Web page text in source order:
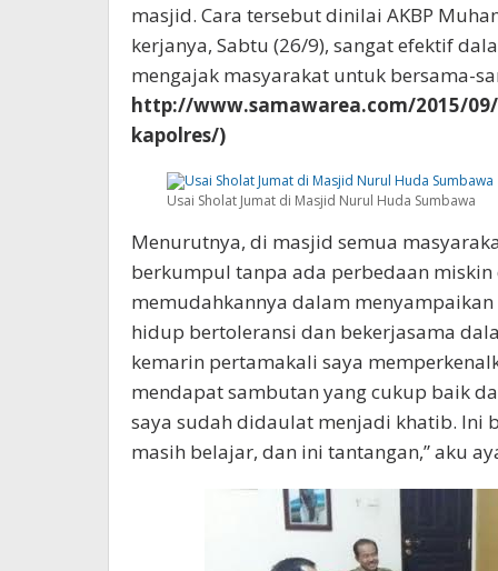
masjid. Cara tersebut dinilai AKBP
kerjanya, Sabtu (26/9), sangat efektif
mengajak masyarakat untuk bersama-
http://www.samawarea.com/2015/
kapolres/)
Usai Sholat Jumat di Masjid Nurul Huda Sumbawa
Menurutnya, di masjid semua
berkumpul tanpa ada perbedaan
memudahkannya dalam
hidup bertoleransi dan bekerjasama
kemarin pertamakali saya
mendapat sambutan yang cukup baik
saya sudah didaulat menjadi khatib. Ini
masih belajar, dan ini tantangan,” aku